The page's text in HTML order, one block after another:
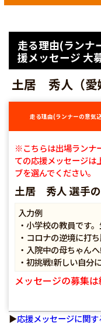
走る理由(ランナ
援メッセージ 大
土居 秀人（愛
走る理由(ランナーの意気
※こちらは出場ランナ
ての応援メッセージは
ブを選んでください。
土居 秀人 選手
入力例
・小学校の教員です
・コロナの逆境に打
・入院中の母ちゃん
・初挑戦!新しい自分
メッセージの募集は
▶応援メッセージに関